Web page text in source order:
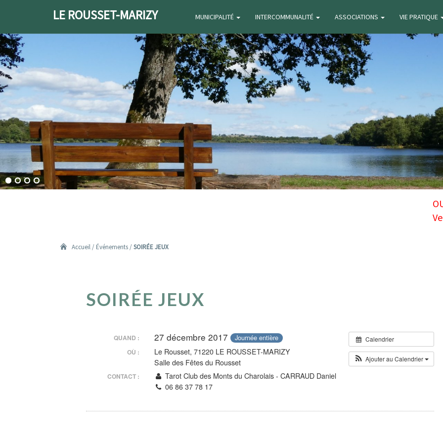
LE ROUSSET-MARIZY MUNICIPALITÉ INTERCOMMUNALITÉ ASSOCIATIONS VIE PRATIQUE
Accueil/ Événements/SOIRÉE JEUX
JEUX
SOIRÉE JEUX
Calendrier
Ajouter au Calendrier
QUAND : 27 décembre 2017 Journée entière
OÙ :
Le Rousset, 71220 LE ROUSSET-MARIZY
Salle des Fêtes du Rousset
CONTACT :
Tarot Club des Monts du Charolais - CARRAUD Daniel
06 86 37 78 17